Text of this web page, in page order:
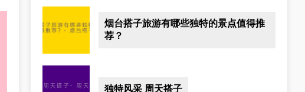
烟台搭子旅游有哪些独特的景点值得推
荐？
独特风采 周天搭子